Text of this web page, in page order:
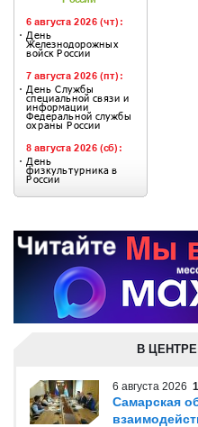
В
6 августа 2026
Самарская